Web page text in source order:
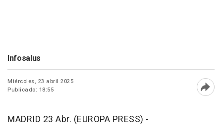
Infosalus
Miércoles, 23 abril 2025
Publicado: 18:55
MADRID 23 Abr. (EUROPA PRESS) -